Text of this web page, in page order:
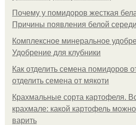
Почему у помидоров жесткая
Причины появления белой
Комплексное минеральное
Удобрение для клубники
Как отделить семена помидоров
отделить семена от мякоти
Крахмальные сорта картофеля.
крахмале: какой картофель
варить